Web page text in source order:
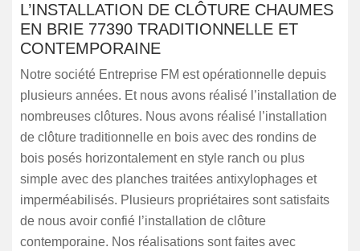
L’INSTALLATION DE CLÔTURE CHAUMES
EN BRIE 77390 TRADITIONNELLE ET
CONTEMPORAINE
Notre société Entreprise FM est opérationnelle depuis
plusieurs années. Et nous avons réalisé l’installation de
nombreuses clôtures. Nous avons réalisé l’installation
de clôture traditionnelle en bois avec des rondins de
bois posés horizontalement en style ranch ou plus
simple avec des planches traitées antixylophages et
imperméabilisés. Plusieurs propriétaires sont satisfaits
de nous avoir confié l’installation de clôture
contemporaine. Nos réalisations sont faites avec